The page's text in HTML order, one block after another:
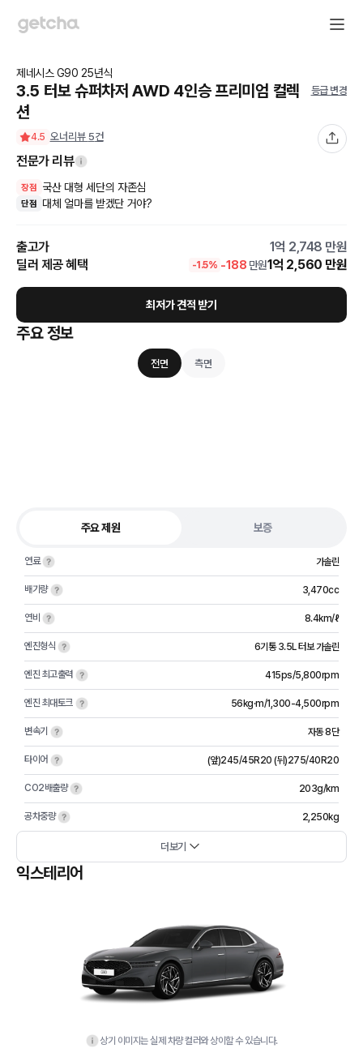
제네시스 G90 25년식
3.5 터보 슈퍼차저 AWD 4인승 프리미엄 컬렉
션
등급 변경
4.5 오너리뷰 5건
전문가 리뷰
장점 국산 대형 세단의 자존심
단점 대체 얼마를 받겠단 거야?
출고가 1억 2,748 만원
딜러 제공 혜택
-1.5% -188 만원1억 2,560 만원
최저가 견적 받기
주요 정보
전면 측면
주요 제원 보증
연료 가솔린
배기량 3,470cc
연비 8.4km/ℓ
엔진형식 6기통 3.5L 터보 가솔린
엔진 최고출력 415ps/5,800rpm
엔진 최대토크 56kg·m/1,300-4,500rpm
변속기 자동 8단
타이어 (앞)245/45R20 (뒤)275/40R20
CO2배출량 203g/km
공차중량 2,250kg
더보기
익스테리어
상기 이미지는 실제 차량 컬러와 상이할 수 있습니다.